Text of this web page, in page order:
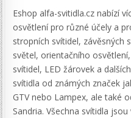
Eshop alfa-svitidla.cz nabízí
osvětlení pro různé účely a
stropních svítidel, závěsných
světel, orientačního
svítidel, LED žárovek a
svítidla od známých značek
GTV nebo Lampex, ale také
Sandria. Všechna svítidla